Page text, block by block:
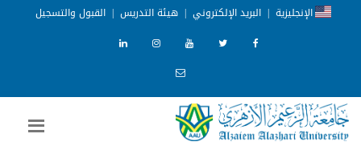
الإنجليزية | البريد الإلكتروني | هيئة التدريس | القبول والتسجيل